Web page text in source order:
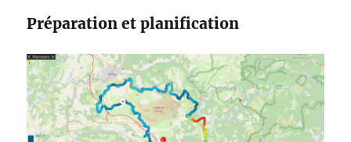
Préparation et planification